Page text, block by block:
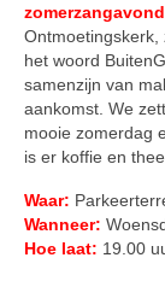
zomerzangavond
Ontmoetingskerk,
het woord
samenzijn van
aankomst. We
mooie zomerdag
is er koffie en thee.
Waar:
Wanneer:
Hoe laat: 19.00